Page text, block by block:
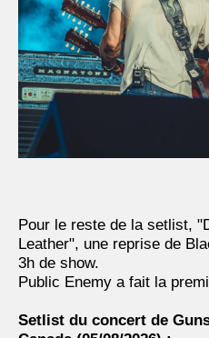
Pour le reste de la setlist,
Leather", une reprise de
3h de show.
Public Enemy a fait la
Setlist du concert de